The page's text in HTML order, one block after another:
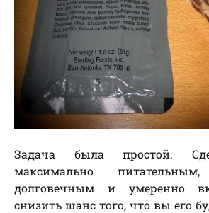
Задача была простой.
максимально
долговечным и умеренно
снизить шанс того, что вы его